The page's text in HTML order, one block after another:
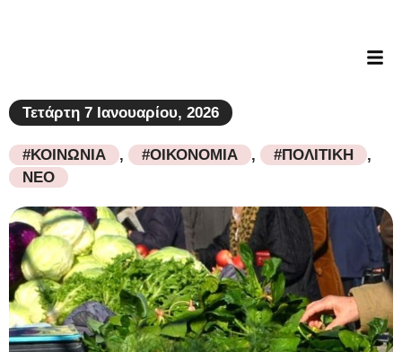
Τετάρτη 7 Ιανουαρίου, 2026
#ΚΟΙΝΩΝΙΑ , #ΟΙΚΟΝΟΜΙΑ , #ΠΟΛΙΤΙΚΗ
,
ΝΕΟ